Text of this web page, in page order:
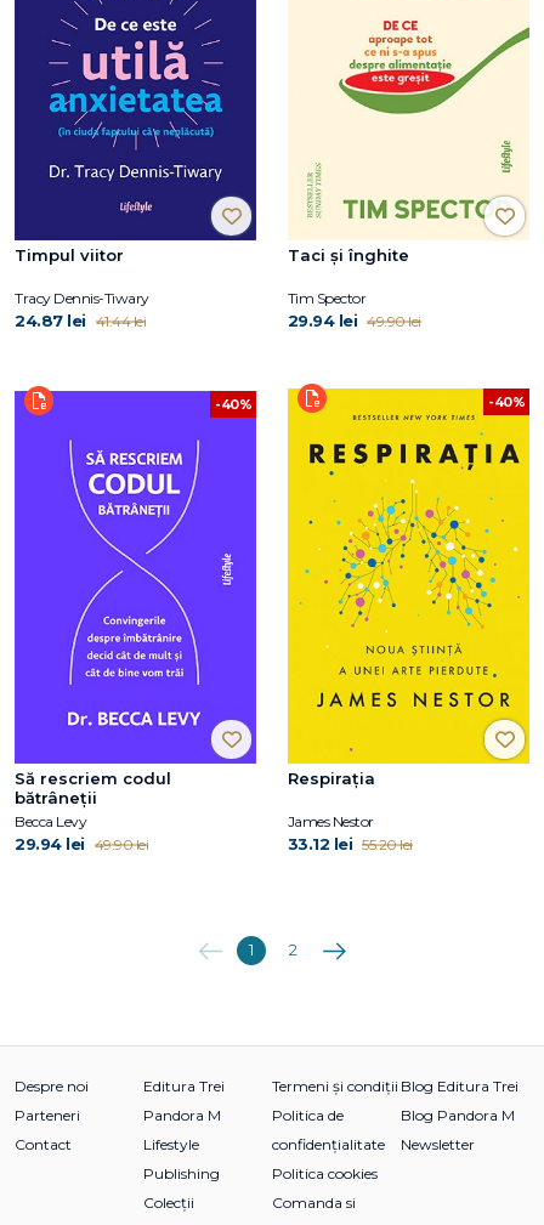
Timpul viitor
Tracy Dennis-Tiwary
24.87 lei 41.44 lei
Taci și înghite
Tim Spector
29.94 lei 49.90 lei
-40%
Să rescriem codul
bătrâneții
Becca Levy
29.94 lei 49.90 lei
-40%
Respirația
James Nestor
33.12 lei 55.20 lei
Anterioara
1 2 Următoarea
Despre noi
Parteneri
Contact
Editura Trei
Pandora M
Lifestyle
Publishing
Colecții
Termeni și condiții
Politica de
confidențialitate
Politica cookies
Comanda si
Blog Editura Trei
Blog Pandora M
Newsletter